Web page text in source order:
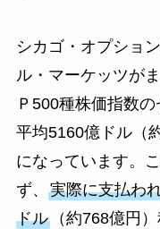
シカゴ・オプショ
ル・マーケッツが
Ｐ500種株価指数
平均5160億ドル（
になっています。
ず、 実際に支払わ
ドル（約768億円）